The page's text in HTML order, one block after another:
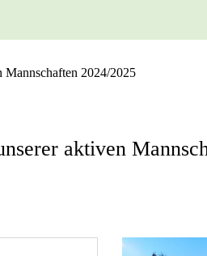
Mannschaften 2024/2025
aktiven